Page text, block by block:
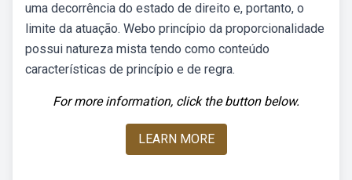
uma decorrência do estado de direito e, portanto, o
limite da atuação. Webo princípio da proporcionalidade
possui natureza mista tendo como conteúdo
características de princípio e de regra.
For more information, click the button below.
LEARN MORE